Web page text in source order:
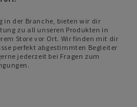
in der Branche, bieten wir dir
zu all unseren Produkten in
Store vor Ort. Wir finden mit dir
perfekt abgestimmten Begleiter
jederzeit bei Fragen zum